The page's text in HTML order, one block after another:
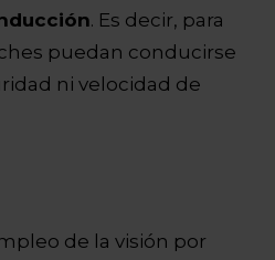
. Es decir, para
puedan conducirse
ni velocidad de
de la visión por